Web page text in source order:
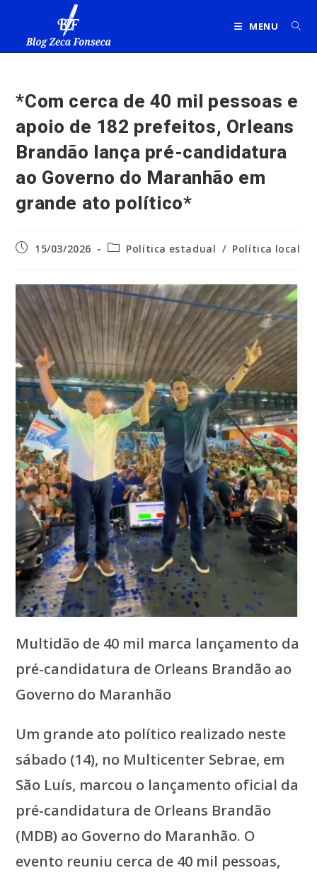
MENU
*Com cerca de 40 mil pessoas e
apoio de 182 prefeitos, Orleans
Brandão lança pré-candidatura
ao Governo do Maranhão em
grande ato político*
Post15/03/2026
Categoria
Política estadual / Política local
Multidão de 40 mil marca lançamento da
pré-candidatura de Orleans Brandão ao
Governo do Maranhão
Um grande ato político realizado neste
sábado (14), no Multicenter Sebrae, em
São Luís, marcou o lançamento oficial da
pré-candidatura de Orleans Brandão
(MDB) ao Governo do Maranhão. O
evento reuniu cerca de 40 mil pessoas,